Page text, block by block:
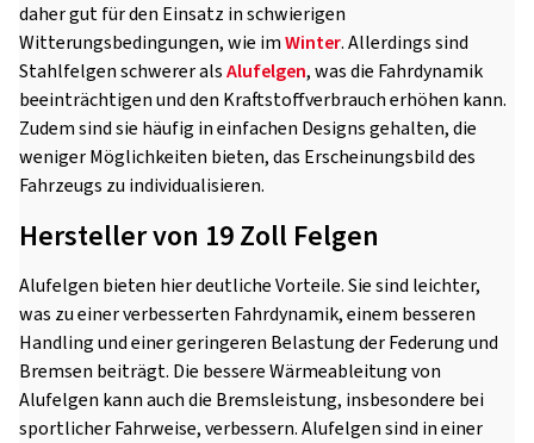
daher gut für den Einsatz in schwierigen
Witterungsbedingungen, wie imWinter. Allerdings sind
Stahlfelgen schwerer alsAlufelgen, was die Fahrdynamik
beeinträchtigen und den Kraftstoffverbrauch erhöhen kann.
Zudem sind sie häufig in einfachen Designs gehalten, die
weniger Möglichkeiten bieten, das Erscheinungsbild des
Fahrzeugs zu individualisieren.
Hersteller von 19 Zoll Felgen
Alufelgen bieten hier deutliche Vorteile. Sie sind leichter,
was zu einer verbesserten Fahrdynamik, einem besseren
Handling und einer geringeren Belastung der Federung und
Bremsen beiträgt. Die bessere Wärmeableitung von
Alufelgen kann auch die Bremsleistung, insbesondere bei
sportlicher Fahrweise, verbessern. Alufelgen sind in einer